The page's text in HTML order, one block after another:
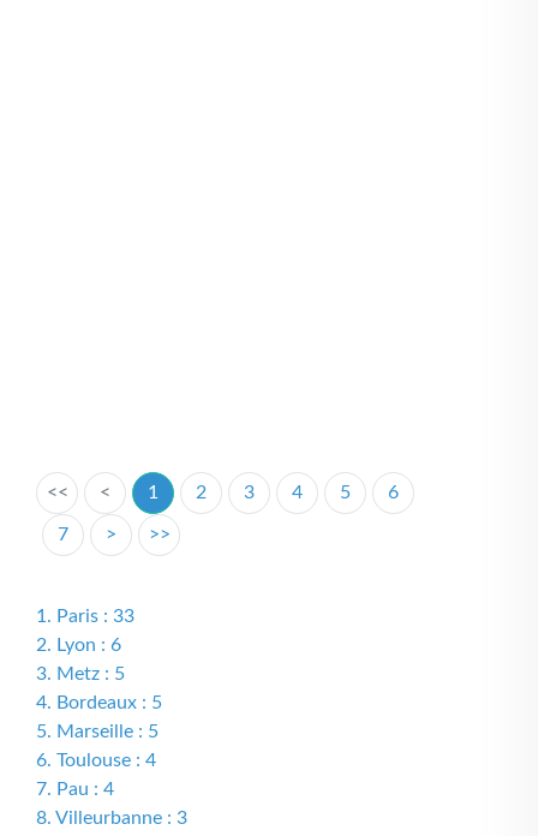
<< < 1 2 3 4 5 6
7 > >>
1. Paris : 33
2. Lyon : 6
3. Metz : 5
4. Bordeaux : 5
5. Marseille : 5
6. Toulouse : 4
7. Pau : 4
8. Villeurbanne : 3